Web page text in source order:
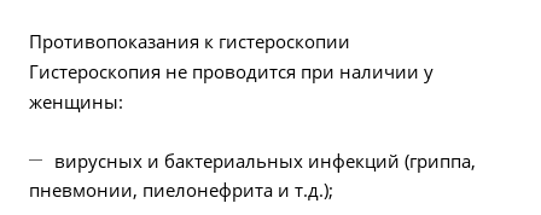
Противопоказания к гистероскопии
Гистероскопия не проводится при наличии у
женщины:
вирусных и бактериальных инфекций (гриппа,
пневмонии, пиелонефрита и т.д.);